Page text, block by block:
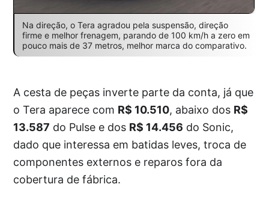
Na direção, o Tera agradou pela suspensão, direção
firme e melhor frenagem, parando de 100 km/h a zero em
pouco mais de 37 metros, melhor marca do comparativo.
A cesta de peças inverte parte da conta, já que
o Tera aparece com R$ 10.510, abaixo dos R$
13.587 do Pulse e dos R$ 14.456 do Sonic,
dado que interessa em batidas leves, troca de
componentes externos e reparos fora da
cobertura de fábrica.